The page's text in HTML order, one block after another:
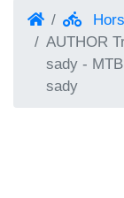
AUTHOR
sady -
sady